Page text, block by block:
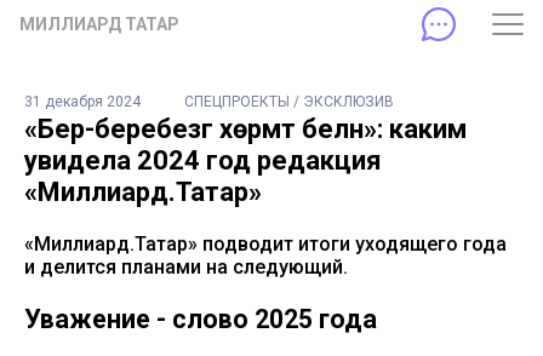
МИЛЛИАРД ТАТАР
31 декабря 2024 СПЕЦПРОЕКТЫ / ЭКСКЛЮЗИВ
«Бер-беребезгә хөрмәт белән»: каким
увидела 2024 год редакция
«Миллиард.Татар»
«Миллиард.Татар» подводит итоги уходящего года
и делится планами на следующий.
Уважение - слово 2025 года